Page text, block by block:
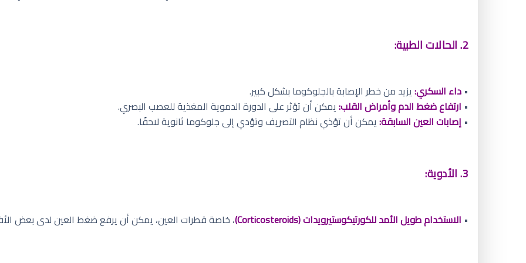
2. الحالات الطبية:
• داء السكري: يزيد من خطر الإصابة بالجلوكوما بشكل كبير.
• ارتفاع ضغط الدم وأمراض القلب: يمكن أن تؤثر على الدورة الدموية المغذية للعصب البصري.
• إصابات العين السابقة: يمكن أن تؤذي نظام التصريف وتؤدي إلى جلوكوما ثانوية لاحقًا.
3. الأدوية:
• الاستخدام طويل الأمد للكورتيكوستيرويدات (Corticosteroids) ، خاصة قطرات العين، يمكن أن يرفع ضغط العين لدى بعض